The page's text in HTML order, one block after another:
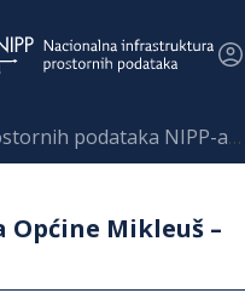
podataka NIPP-a
Mikleuš –